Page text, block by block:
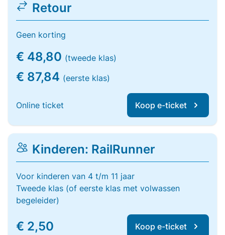
Retour
Geen korting
€ 48,80 (tweede klas)
€ 87,84 (eerste klas)
Online ticket Koop e-ticket
Kinderen: RailRunner
Voor kinderen van 4 t/m 11 jaar
Tweede klas (of eerste klas met volwassen
begeleider)
€ 2,50 Koop e-ticket